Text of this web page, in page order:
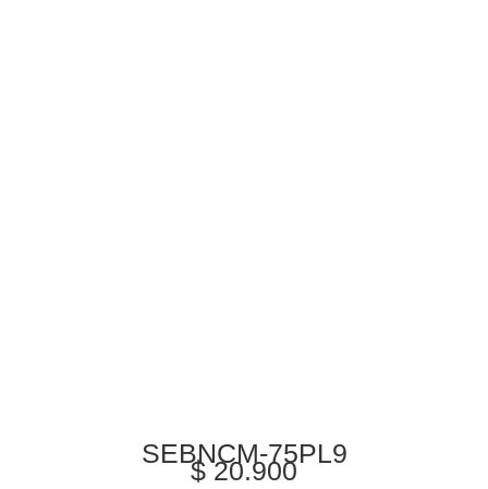
SEBNCM-75PL9
$20.900